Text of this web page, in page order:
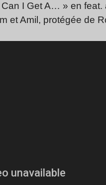
I Get A… » en
et Amil, protégée de